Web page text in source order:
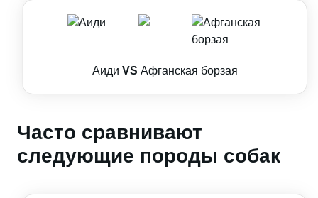
Аиди VS Афганская борзая
Часто сравнивают
следующие породы собак